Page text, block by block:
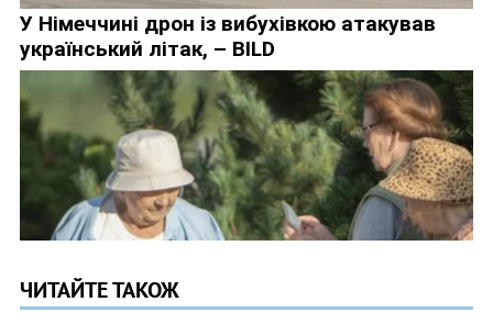
ЧИТАЙТЕ ТАКОЖ